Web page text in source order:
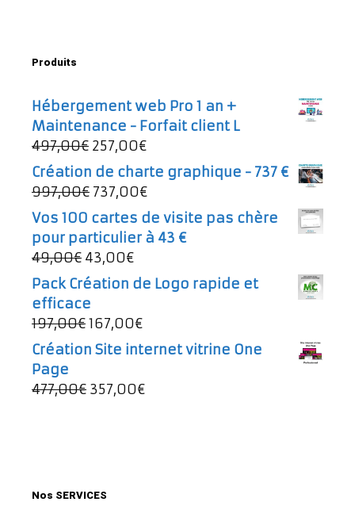
Produits
Hébergement web Pro 1 an +
Maintenance - Forfait client L
497,00€ Le
prix
initial
était :
497,00€.
257,00€Le
prix
actuel
257,00€.
Création de charte graphique - 737 €
997,00€ Le
prix
initial
était :
997,00€.
737,00€Le
prix
actuel
Vos 100 cartes de visite pas chère
pour particulier à 43 €
49,00€ Le
prix
initial
était :
49,00€.
43,00€Le
prix
actuel
est :
Pack Création de Logo rapide et
efficace
197,00€Le
prix
était :
197,00€.
167,00€Le
prix
est :
Création Site internet vitrine One
Page
477,00€ Le
357,00€Le
Nos SERVICES